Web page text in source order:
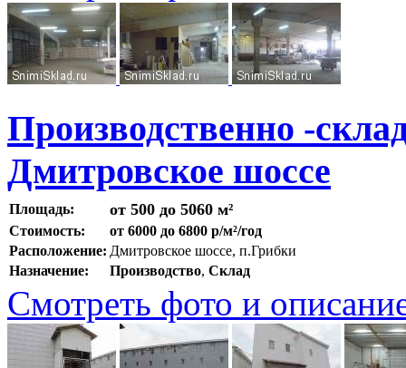
Производственно -
Дмитровское шоссе
Площадь: от 500 до 5060 м²
Стоимость:
от 6000 до 6800 р/м²/год
Расположение: Дмитровское шоссе, п.Грибки
Назначение:
Производство, Склад
Смотреть фото и